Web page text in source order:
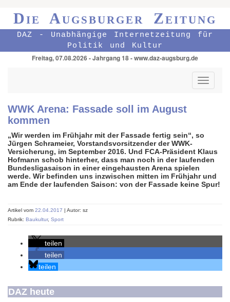
Die Augsburger Zeitung
DAZ - Unabhängige Internetzeitung für
Politik und Kultur
Freitag, 07.08.2026 - Jahrgang 18 - www.daz-augsburg.de
Toggle
WWK Arena: Fassade soll im August
kommen
„Wir werden im Frühjahr mit der Fassade fertig sein“, so
Jürgen Schrameier, Vorstandsvorsitzender der WWK-
Versicherung, im September 2016. Und FCA-Präsident Klaus
Hofmann schob hinterher, dass man noch in der laufenden
Bundesligasaison in einer eingehausten Arena spielen
werde. Wir befinden uns inzwischen mitten im Frühjahr und
am Ende der laufenden Saison: von der Fassade keine Spur!
Artikel vom 22.04.2017 | Autor: sz
Rubrik: Baukultur, Sport
teilen
teilen
teilen
DAZ heute